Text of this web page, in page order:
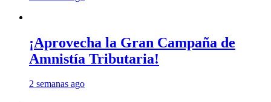
¡Aprovecha la Gran Campaña de
Amnistía Tributaria!
2 semanas ago